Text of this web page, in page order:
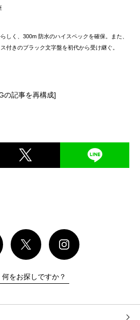
しく、300m 防水のハイスペックを確保。また、
付きのブラック文字盤を初代から受け継ぐ。
の記事を再構成]
何をお探しですか？